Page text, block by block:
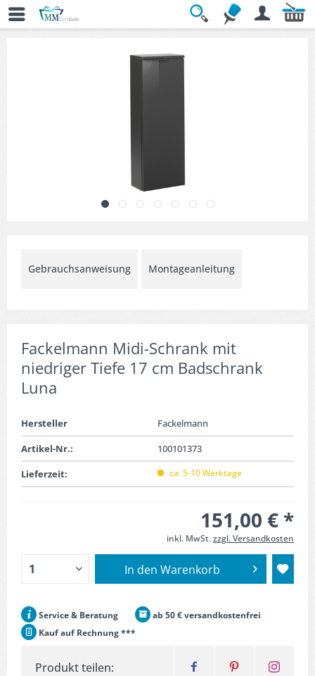
Übersicht
Gebrauchsanweisung Montageanleitung
Fackelmann Midi-Schrank mit
niedriger Tiefe 17 cm Badschrank
Luna
Hersteller
Fackelmann
Artikel-Nr.:
100101373
Lieferzeit:
ca. 5-10 Werktage
151,00 € *
inkl. MwSt.zzgl. Versandkosten
In den Warenkorb
Service & Beratung
ab 50 € versandkostenfrei
Kauf auf Rechnung ***
Produkt teilen: